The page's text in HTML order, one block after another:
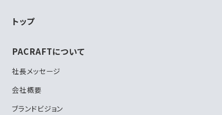
トップ
PACRAFTについて
社長メッセージ
会社概要
ブランドビジョン